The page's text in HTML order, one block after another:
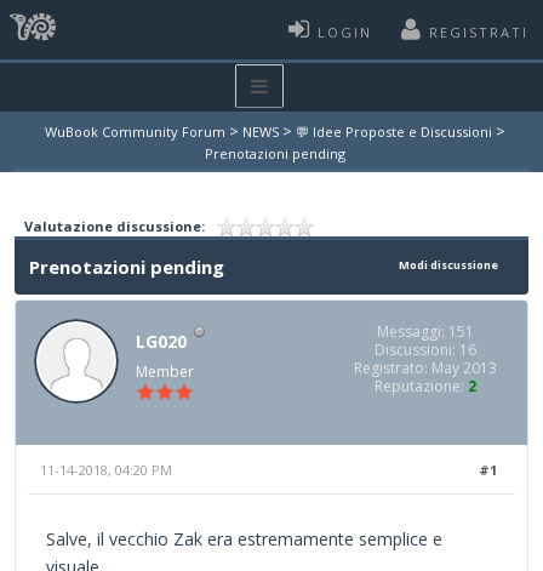
LOGIN REGISTRATI
WuBook Community Forum > NEWS > 💬 Idee Proposte e Discussioni >
Prenotazioni pending
Valutazione discussione:
Modi discussione
Prenotazioni pending
LG020
Member
Messaggi: 151
Discussioni: 16
Registrato: May 2013
Reputazione: 2
#1
11-14-2018, 04:20 PM
Salve, il vecchio Zak era estremamente semplice e